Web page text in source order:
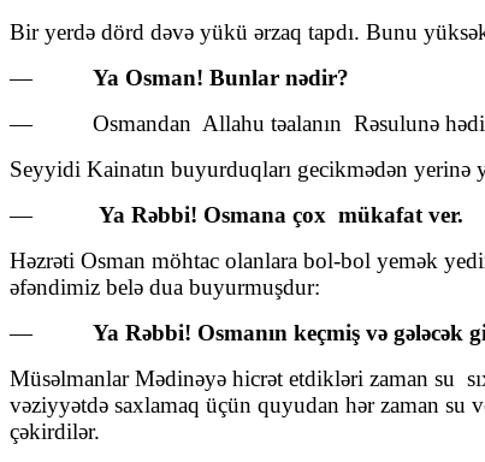
Bir yerdə dörd dəvə yükü ərzaq tapdı. Bunu
— Ya Osman! Bunlar nədir?
— Osmandan Allahu təalanın Rəsulunə
Seyyidi Kainatın buyurduqları gecikmədən
—
Ya Rəbbi! Osmana çox mükafat ver.
Həzrəti Osman möhtac olanlara bol-bol yemək
əfəndimiz belə dua buyurmuşdur:
— Ya Rəbbi! Osmanın keçmiş və gələcək
Müsəlmanlar Mədinəyə hicrət etdikləri zaman su
vəziyyətdə saxlamaq üçün quyudan hər zaman
çəkirdilər.